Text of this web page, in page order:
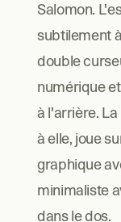
Salomon.
subtilement
double
numérique
à l'arrière. La
à elle, joue
graphique
minimaliste
dans le dos.